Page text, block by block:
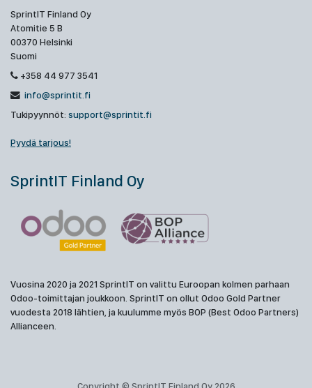
SprintIT Finland Oy
Atomitie 5 B
00370 Helsinki
Suomi
+358 44 977 3541
info@sprintit.fi
Tukipyynnöt: support@sprintit.fi
Pyydä tarjous!
SprintIT Finland Oy
Vuosina 2020 ja 2021 SprintIT on valittu Euroopan kolmen parhaan
Odoo-toimittajan joukkoon. SprintIT on ollut Odoo Gold Partner
vuodesta 2018 lähtien, ja kuulumme myös BOP (Best Odoo Partners)
Allianceen.
Copyright © SprintIT Finland Oy 2026